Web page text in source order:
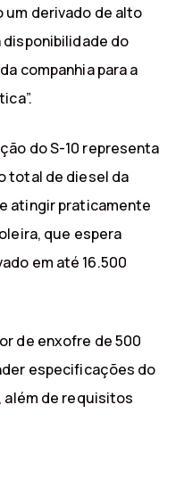
um derivado de alto
do
companhia para a
do S-10 representa
total de diesel da
atingir praticamente
que espera
em até 16.500
de enxofre de 500
especificações do
além de requisitos